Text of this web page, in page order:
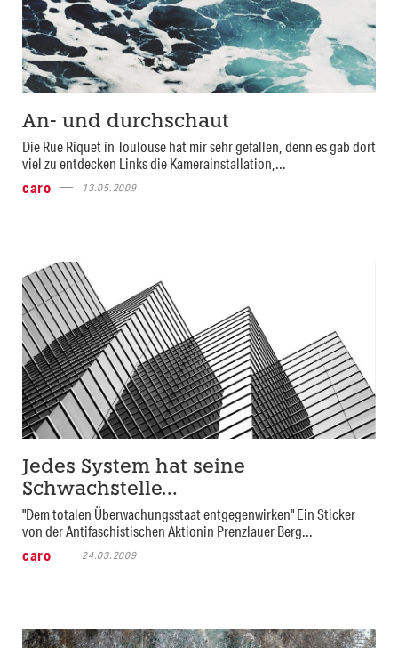
An- und durchschaut
Die Rue Riquet in Toulouse hat mir sehr gefallen, denn es gab dort
viel zu entdecken Links die Kamerainstallation,...
caro
13.05.2009
Jedes System hat seine
Schwachstelle…
"Dem totalen Überwachungsstaat entgegenwirken" Ein Sticker
von der Antifaschistischen Aktionin Prenzlauer Berg...
caro
24.03.2009